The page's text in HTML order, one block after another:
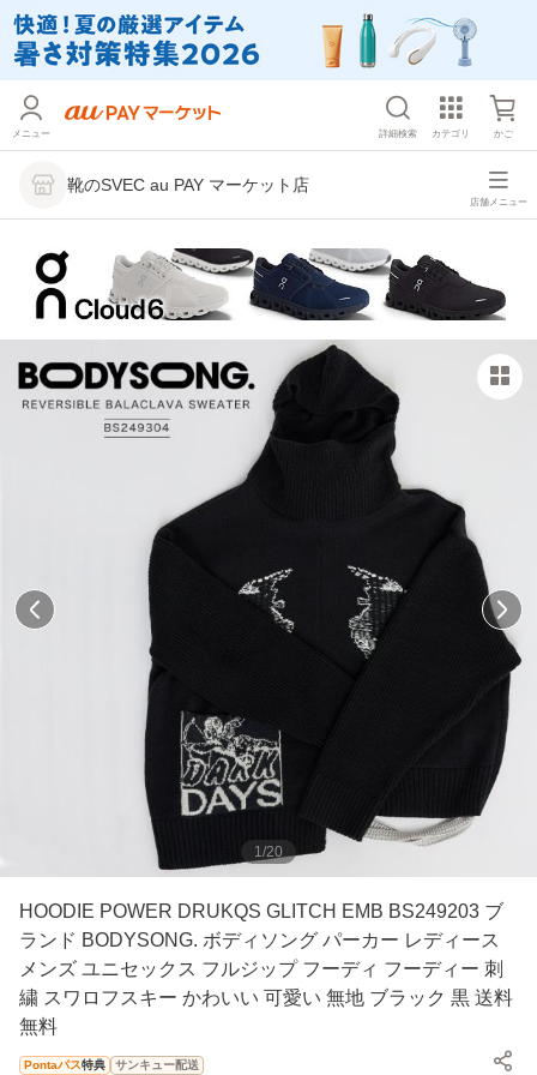
メニュー 詳細検索 カテゴリ かご
靴のSVEC au PAY マーケット店
店舗メニュー
1 /20
HOODIE POWER DRUKQS GLITCH EMB BS249203 ブ
ランド BODYSONG. ボディソング パーカー レディース
メンズ ユニセックス フルジップ フーディ フーディー 刺
繍 スワロフスキー かわいい 可愛い 無地 ブラック 黒 送料
無料
Pontaパス特典 サンキュー配送